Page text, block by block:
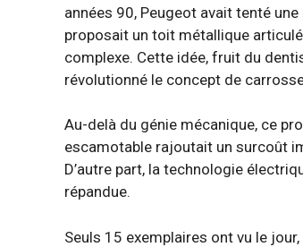
années 90, Peugeot avait tenté
proposait un toit métallique
complexe. Cette idée, fruit du
révolutionné le concept de
Au-delà du génie mécanique, ce
escamotable rajoutait un surcoût
D’autre part, la technologie
répandue.
Seuls 15 exemplaires ont vu le